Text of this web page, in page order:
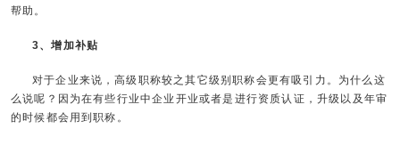
帮助。
3、增加补贴
对于企业来说，高级职称较之其它级别职称会更有吸引力。为什么这
么说呢？因为在有些行业中企业开业或者是进行资质认证，升级以及年审
的时候都会用到职称。